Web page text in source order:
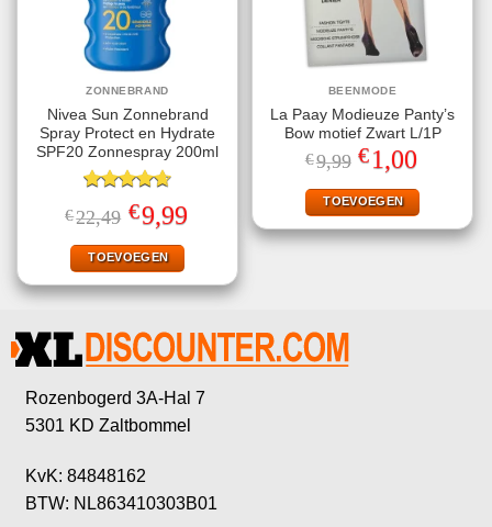
ZONNEBRAND
Nivea Sun Zonnebrand
Spray Protect en Hydrate
SPF20 Zonnespray 200ml
Gewaardeerd
4.67uit 5
€22,49 Oorspronkelijke
prijs
was:
€22,49.
€9,99Huidige
prijs
TOEVOEGEN
BEENMODE
La Paay Modieuze Panty’s
Bow motief Zwart L/1P
€9,99 Oorspronkelijke
prijs
was:
€9,99.
€1,00
is:
€1,00.
TOEVOEGEN
Rozenbogerd 3A-Hal 7
5301 KD Zaltbommel
KvK: 84848162
BTW: NL863410303B01